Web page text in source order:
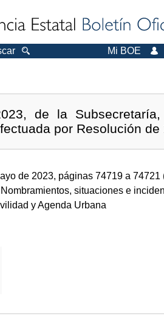
Mi BOE
de la
por Resolución de
de 2023, páginas 74719 a 74721
Nombramientos, situaciones e
y Agenda Urbana